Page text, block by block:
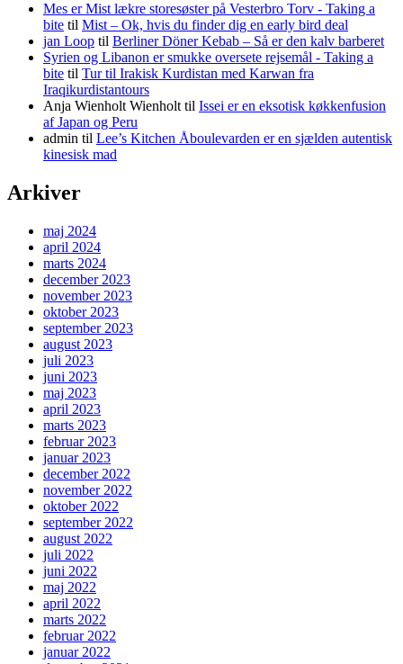
Mes er Mist lækre storesøster på Vesterbro Torv - Taking a
bite til Mist – Ok, hvis du finder dig en early bird deal
jan Loop til Berliner Döner Kebab – Så er den kalv barberet
Syrien og Libanon er smukke oversete rejsemål - Taking a
bite til Tur til Irakisk Kurdistan med Karwan fra
Iraqikurdistantours
Anja Wienholt Wienholt til Issei er en eksotisk køkkenfusion
af Japan og Peru
admin til Lee’s Kitchen Åboulevarden er en sjælden autentisk
kinesisk mad
Arkiver
maj 2024
april 2024
marts 2024
december 2023
november 2023
oktober 2023
september 2023
august 2023
juli 2023
juni 2023
maj 2023
april 2023
marts 2023
februar 2023
januar 2023
december 2022
november 2022
oktober 2022
september 2022
august 2022
juli 2022
juni 2022
maj 2022
april 2022
marts 2022
februar 2022
januar 2022